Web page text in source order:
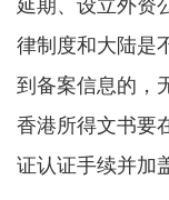
律制度和大陆是
到备案信息的，
香港所得文书要
证认证手续并加